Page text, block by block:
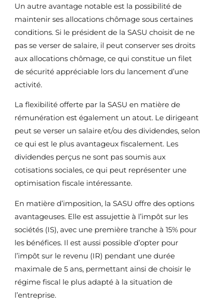
Un autre avantage notable est la possibilité de
maintenir ses allocations chômage sous certaines
conditions. Si le président de la SASU choisit de ne
pas se verser de salaire, il peut conserver ses droits
aux allocations chômage, ce qui constitue un filet
de sécurité appréciable lors du lancement d’une
activité.
La flexibilité offerte par la SASU en matière de
rémunération est également un atout. Le dirigeant
peut se verser un salaire et/ou des dividendes, selon
ce qui est le plus avantageux fiscalement. Les
dividendes perçus ne sont pas soumis aux
cotisations sociales, ce qui peut représenter une
optimisation fiscale intéressante.
En matière d’imposition, la SASU offre des options
avantageuses. Elle est assujettie à l’impôt sur les
sociétés (IS), avec une première tranche à 15% pour
les bénéfices. Il est aussi possible d’opter pour
l’impôt sur le revenu (IR) pendant une durée
maximale de 5 ans, permettant ainsi de choisir le
régime fiscal le plus adapté à la situation de
l’entreprise.